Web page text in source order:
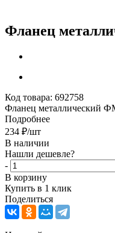
Фланец
Код товара: 692758
Фланец металлический
Подробнее
234 ₽/шт
В наличии
Нашли дешевле?
-
В корзину
Купить в 1 клик
Поделиться